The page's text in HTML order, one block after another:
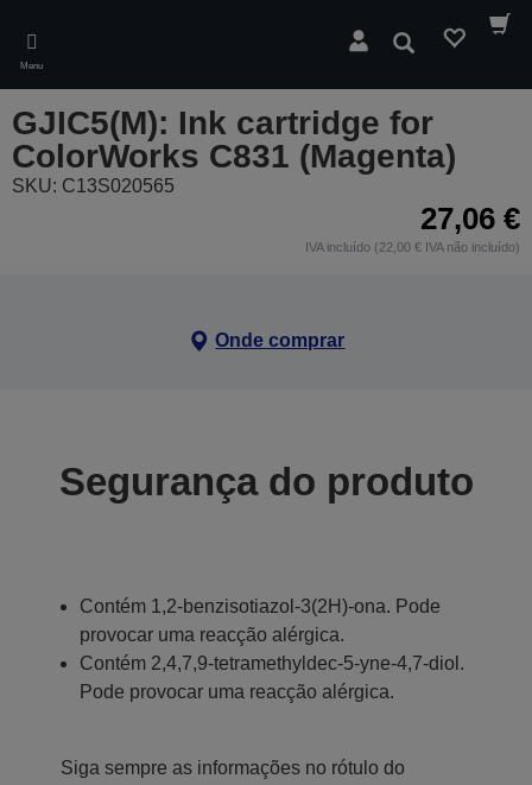
main
content
Menu
Pesquisar
GJIC5(M): Ink cartridge for
ColorWorks C831 (Magenta)
SKU: C13S020565
27,06 €
IVA incluído (22,00 € IVA não incluído)
Onde comprar
Segurança do produto
Contém 1,2-benzisotiazol-3(2H)-ona. Pode
provocar uma reacção alérgica.
Contém 2,4,7,9-tetramethyldec-5-yne-4,7-diol.
Pode provocar uma reacção alérgica.
Siga sempre as informações no rótulo do